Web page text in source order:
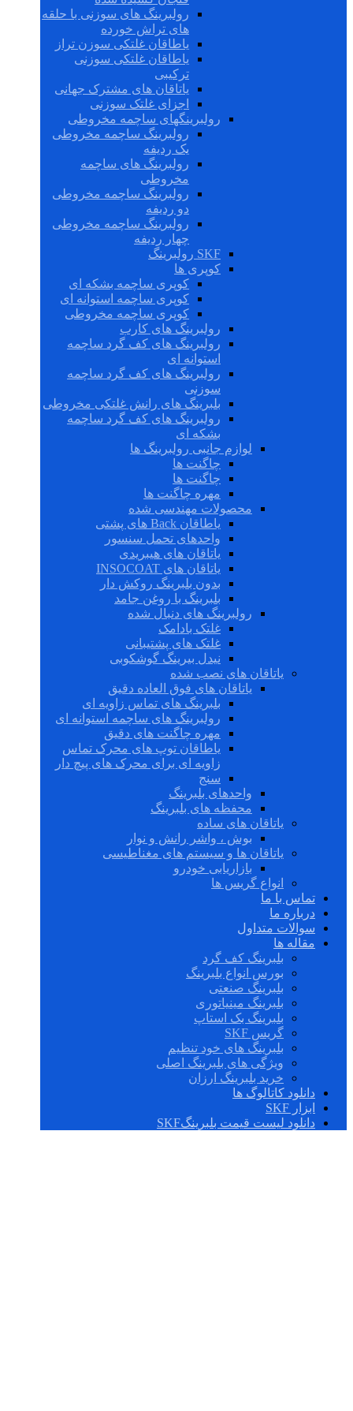
رولبرینگ های سوزنی با حلقه
های تراش خورده
یاطاقان غلتکی سوزن تراز
یاطاقان غلتکی سوزنی
ترکیبی
یاتاقان های مشترک جهانی
اجزای غلتک سوزنی
رولبرینگهای ساچمه مخروطی
رولبرینگ ساچمه مخروطی
یک ردیفه
رولبرینگ های ساچمه
مخروطی
رولبرینگ ساچمه مخروطی
دو ردیفه
رولبرینگ ساچمه مخروطی
چهار ردیفه
SKF رولبرینگ
کوپری ها
کوپری ساچمه بشکه ای
کوپری ساچمه استوانه ای
کوپری ساچمه مخروطی
رولبرینگ های کارب
رولبرینگ های کف گرد ساچمه
استوانه ای
رولبرینگ های کف گرد ساچمه
سوزنی
بلبرینگ های رانش غلتکی مخروطی
رولبرینگ های کف گرد ساچمه
بشکه ای
لوازم جانبی رولبرینگ ها
چاگنت ها
چاگنت ها
مهره چاگنت ها
محصولات مهندسی شده
یاطاقان Back های پشتی
واحدهای تحمل سنسور
یاتاقان های هیبریدی
یاتاقان های INSOCOAT
بدون بلبرینگ روکش دار
بلبرینگ با روغن جامد
رولبرینگ های دنبال شده
غلتک بادامک
غلتک های پشتیبانی
نیدل بیرینگ گوشکوبی
یاتاقان های نصب شده
یاتاقان های فوق العاده دقیق
بلبرینگ های تماس زاویه ای
رولبرینگ های ساچمه استوانه ای
مهره چاگنت های دقیق
یاطاقان توپ های محرک تماس
زاویه ای برای محرک های پیچ دار
سنج
واحدهای بلبرینگ
محفظه های بلبرینگ
یاتاقان های ساده
بوش ، واشر رانش و نوار
یاتاقان ها و سیستم های مغناطیسی
بازاریابی خودرو
انواع گریس ها
تماس با ما
درباره ما
سوالات متداول
مقاله ها
بلبرینگ کف گرد
بورس انواع بلبرینگ
بلبرینگ صنعتی
بلبرینگ مینیاتوری
بلبرینگ بک استاپ
گریس SKF
بلبرینگ های خود تنظیم
ویژگی های بلبرینگ اصلی
خرید بلبرینگ ارزان
دانلود کاتالوگ ها
ابزار SKF
دانلود لیست قیمت بلبرینگSKF